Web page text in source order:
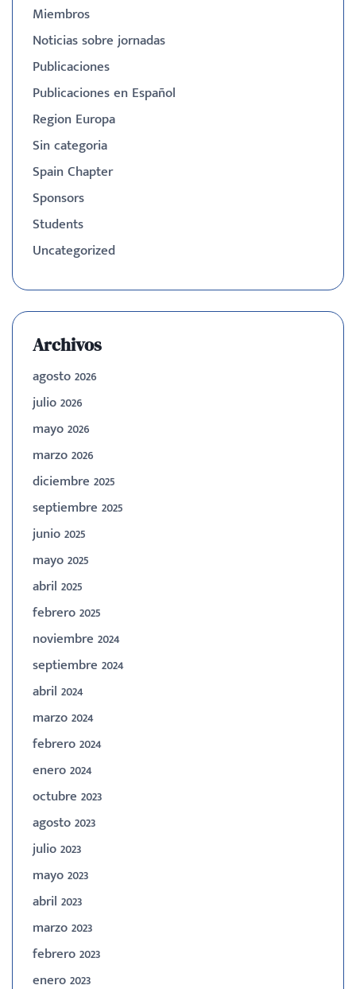
Miembros
Noticias sobre jornadas
Publicaciones
Publicaciones en Español
Region Europa
Sin categoria
Spain Chapter
Sponsors
Students
Uncategorized
Archivos
agosto 2026
julio 2026
mayo 2026
marzo 2026
diciembre 2025
septiembre 2025
junio 2025
mayo 2025
abril 2025
febrero 2025
noviembre 2024
septiembre 2024
abril 2024
marzo 2024
febrero 2024
enero 2024
octubre 2023
agosto 2023
julio 2023
mayo 2023
abril 2023
marzo 2023
febrero 2023
enero 2023